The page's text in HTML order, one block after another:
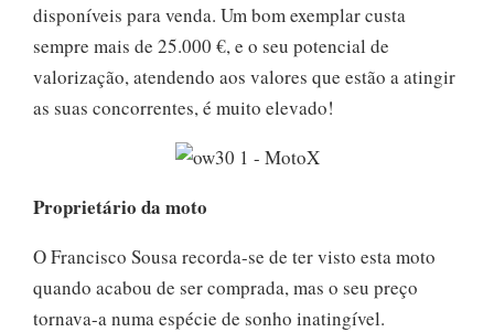
disponíveis para venda. Um bom exemplar custa
sempre mais de 25.000 €, e o seu potencial de
valorização, atendendo aos valores que estão a atingir
as suas concorrentes, é muito elevado!
Proprietário da moto
O Francisco Sousa recorda-se de ter visto esta moto
quando acabou de ser comprada, mas o seu preço
tornava-a numa espécie de sonho inatingível.